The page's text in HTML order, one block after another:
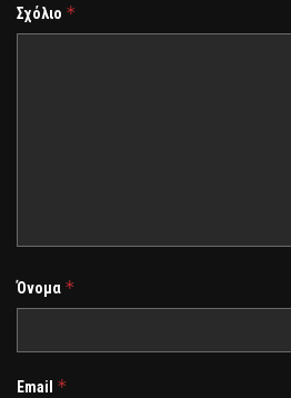
Σχόλιο *
Όνομα *
Email *